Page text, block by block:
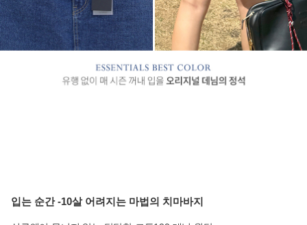
입는 순간 -10살 어려지는 마법의 치마바지